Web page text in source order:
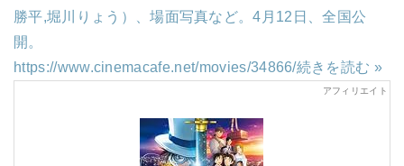
勝平,堀川りょう）、場面写真など。4月12日、全国公
開。
https://www.cinemacafe.net/movies/34866/続きを読む »